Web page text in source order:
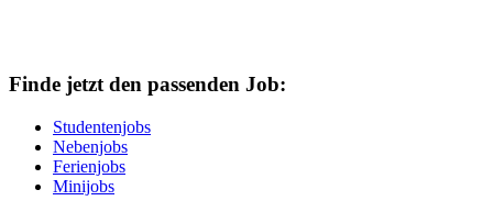
Finde jetzt den passenden Job:
Studentenjobs
Nebenjobs
Ferienjobs
Minijobs